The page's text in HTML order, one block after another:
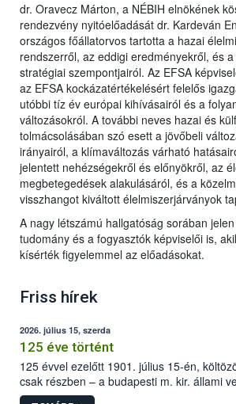
dr. Oravecz Márton, a NÉBIH elnökének
rendezvény nyitóelőadását dr. Kardeván
országos főállatorvos tartotta a hazai
rendszerről, az eddigi eredményekről, és
stratégiai szempontjairól. Az EFSA
az EFSA kockázatértékelésért felelős
utóbbi tíz év európai kihívásairól és a
változásokról. A további neves hazai és
tolmácsolásában szó esett a jövőbeli
irányairól, a klímaváltozás várható
jelentett nehézségekről és előnyökről, az
megbetegedések alakulásáról, és a
visszhangot kiváltott élelmiszerjárványok
A nagy létszámú hallgatóság sorában
tudomány és a fogyasztók képviselői is,
kísérték figyelemmel az előadásokat.
Friss hírek
2026. július 15, szerda
125 éve történt
125 évvel ezelőtt 1901. július 15-én,
csak részben – a budapesti m. kir. állami
állomás a Kis Rókus utca 15. szám alatti,